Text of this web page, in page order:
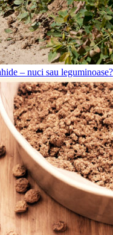
– nuci sau leguminoase?